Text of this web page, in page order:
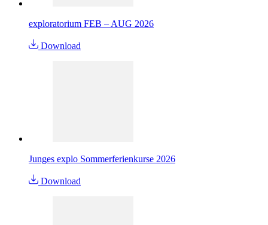
exploratorium FEB – AUG 2026
Download
Junges explo Sommerferienkurse 2026
Download